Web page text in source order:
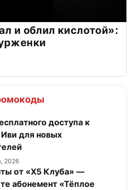
и облил кислотой»:
доступа к
для новых
2026
от «Х5 Клуба» —
абонемент «Тёплое